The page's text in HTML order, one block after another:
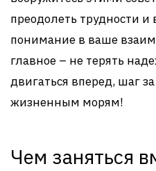
преодолеть трудности и
понимание в ваше
главное – не терять
двигаться вперед, шаг
жизненным морям!
Чем заняться